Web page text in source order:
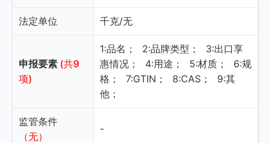
法定单位 千克/无
申报要素 (共9
项)
1:品名； 2:品牌类型；
3:出口享
惠情况；
4:用途； 5:材质；
6:规
格；
7:GTIN； 8:CAS；
9:其
他；
监管条件
（无）
-